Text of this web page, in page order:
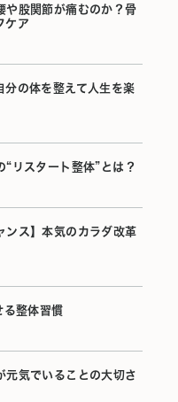
や股関節が痛むのか？骨
ケア
分の体を整えて人生を楽
“リスタート整体”とは？
ンス】本気のカラダ改革
整体習慣
元気でいることの大切さ